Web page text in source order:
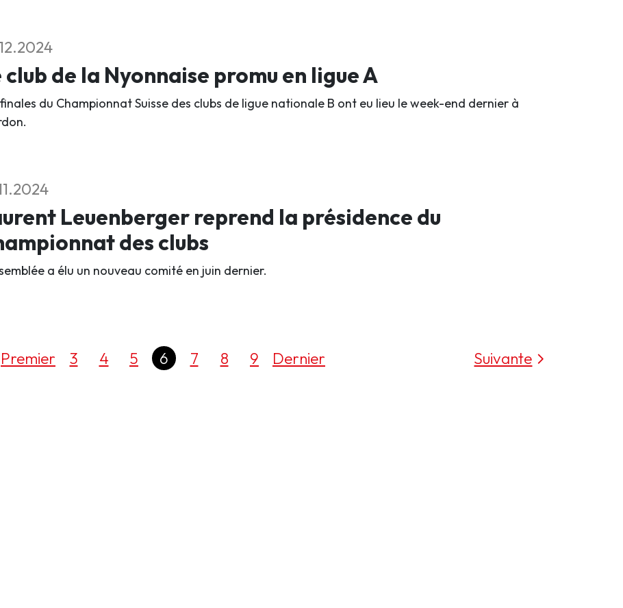
club de la Nyonnaise promu en ligue A
du Championnat Suisse des clubs de ligue nationale B ont eu lieu le week-end dernier à
Leuenberger reprend la présidence du
des clubs
a élu un nouveau comité en juin dernier.
Premier 3 4 5 6 7 8 9 Dernier Suivante